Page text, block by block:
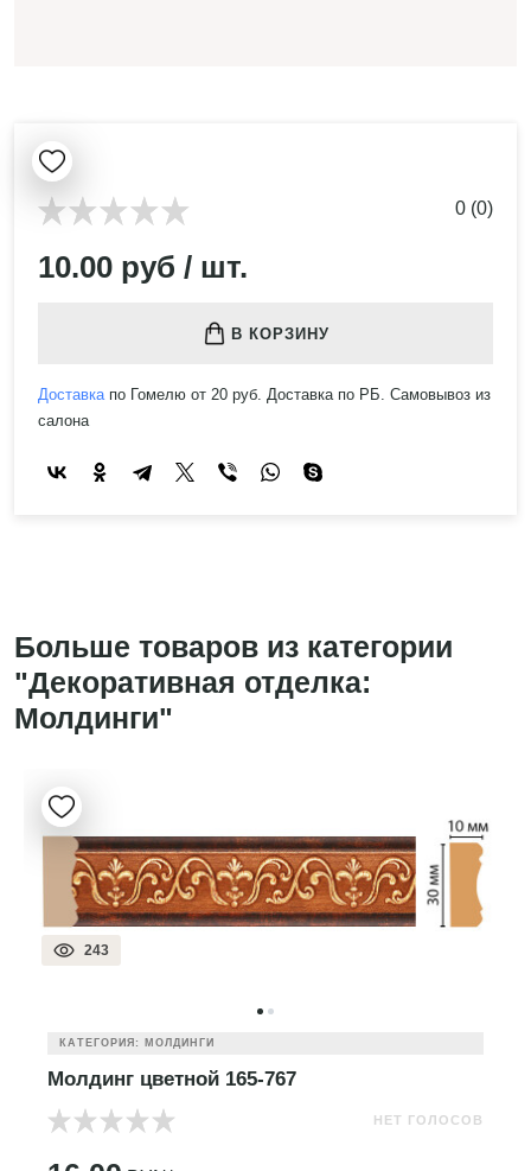
0 (0)
10.00 руб / шт.
В КОРЗИНУ
Доставкапо Гомелю от 20 руб. Доставка по РБ. Самовывоз из
салона
Больше товаров из категории
"Декоративная отделка:
Молдинги"
243
КАТЕГОРИЯ: МОЛДИНГИ
Молдинг цветной 165-767
НЕТ ГОЛОСОВ